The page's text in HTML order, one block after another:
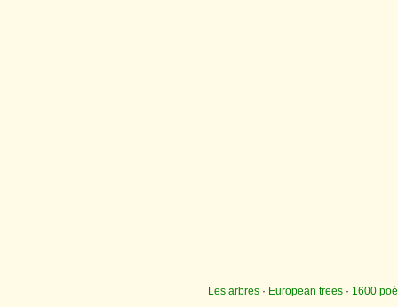
Les arbres· European trees· 1600